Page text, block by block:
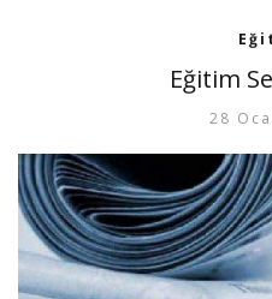
Eğitim
28